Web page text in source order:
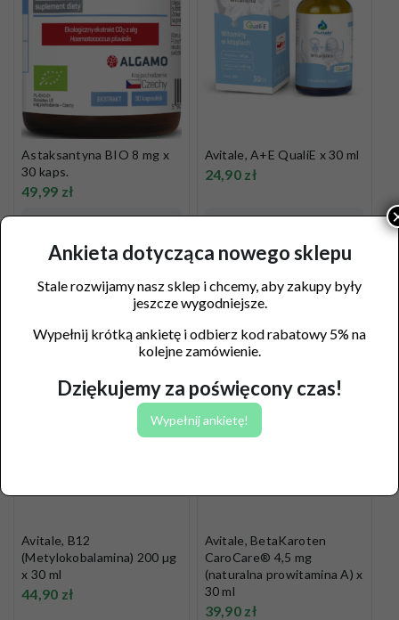
Astaksantyna BIO 8 mg x
30 kaps.
49,99 zł
Avitale, A+E QualiE x 30 ml
24,90 zł
Avitale, B12
(Metylokobalamina) 200 µg
x 30 ml
44,90 zł
Avitale, BetaKaroten
CaroCare® 4,5 mg
(naturalna prowitamina A) x
30 ml
39,90 zł
Ankieta dotycząca nowego sklepu
Stale rozwijamy nasz sklep i chcemy, aby zakupy były
jeszcze wygodniejsze.
Wypełnij krótką ankietę i odbierz kod rabatowy 5% na
kolejne zamówienie.
Dziękujemy za poświęcony czas!
Wypełnij ankietę!